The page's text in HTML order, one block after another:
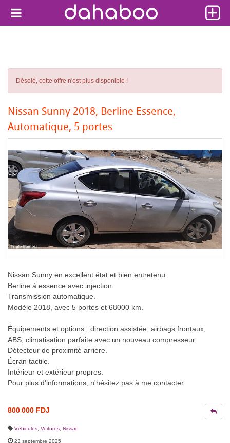
Désolé, cette offre n'est plus disponible !
Nissan Sunny 2018, Berline Essence,
Automatique, 5 portes
Nissan Sunny en excellent état et bien entretenu.
Berline à essence avec injection.
Transmission automatique.
Modèle 2018, avec 5 portes et 68000 km.
Équipements et options : direction assistée, airbags frontaux,
ABS, climatisation parfaite avec un nouveau compresseur.
Détecteur de proximité arrière.
Écran tactile.
Intérieur et extérieur propres.
Pour plus d'informations, n'hésitez pas à me contacter.
800 000 FDJ
Véhicules Voitures Nissan
23 septembre 2025